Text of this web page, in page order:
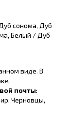
сонома, Дуб
Белый / Дуб
виде. В
почты:
Черновцы,